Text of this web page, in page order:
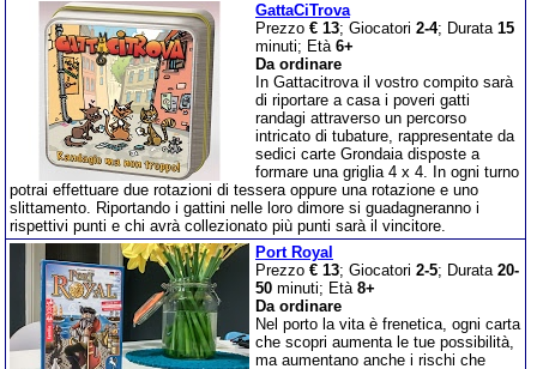
GattaCiTrova
Prezzo € 13; Giocatori 2-4; Durata 15
minuti; Età 6+
Da ordinare
In Gattacitrova il vostro compito sarà
di riportare a casa i poveri gatti
randagi attraverso un percorso
intricato di tubature, rappresentate da
sedici carte Grondaia disposte a
formare una griglia 4 x 4. In ogni turno
potrai effettuare due rotazioni di tessera oppure una rotazione e uno
slittamento. Riportando i gattini nelle loro dimore si guadagneranno i
rispettivi punti e chi avrà collezionato più punti sarà il vincitore.
Port Royal
Prezzo € 13; Giocatori 2-5; Durata 20-
50 minuti; Età 8+
Da ordinare
Nel porto la vita è frenetica, ogni carta
che scopri aumenta le tue possibilità,
ma aumentano anche i rischi che